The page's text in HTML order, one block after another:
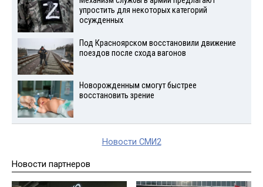
упростить для некоторых категорий
осужденных
Под Красноярском восстановили движение
поездов после схода вагонов
Новорожденным смогут быстрее
восстановить зрение
Новости СМИ2
Новости партнеров